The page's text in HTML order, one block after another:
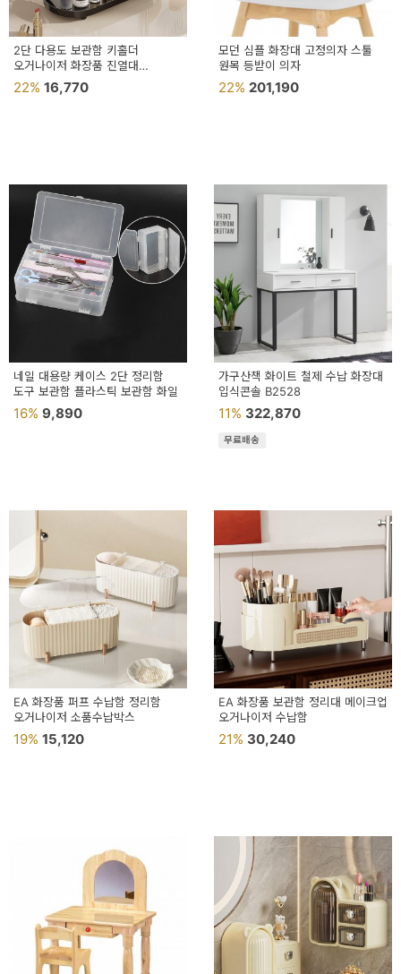
어
소
품
러
그
커
튼/
블
인
드
수
예
베
스
자
이
2단 다용도 보관함 키홀더
오거나이저 화장품 진열대
품트레이 책상
22% 16,770
모던 심플 화장대 고정의자 스툴
원목 등받이 의자
22% 201,190
네일 대용량 케이스 2단 정리함
도구 보관함 플라스틱 보관함 화일
16% 9,890
가구산책 화이트 철제 수납 화장대
입식콘솔 B2528
11% 322,870
무료배송
EA 화장품 퍼프 수납함 정리함
오거나이저 소품수납박스
19% 15,120
EA 화장품 보관함 정리대 메이크업
오거나이저 수납함
21% 30,240